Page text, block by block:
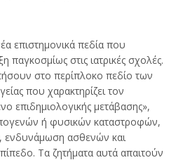
επιστημονικά πεδία που
παγκοσμίως στις ιατρικές σχολές.
στο περίπλοκο πεδίο των
που χαρακτηρίζει τον
επιδημιολογικής μετάβασης»,
ή φυσικών καταστροφών,
ενδυνάμωση ασθενών και
Τα ζητήματα αυτά απαιτούν